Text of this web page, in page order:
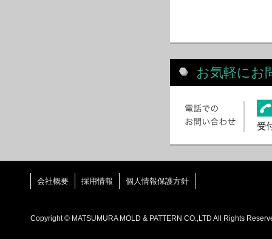
お気軽にお
会社概要 採用情報 個人情報保護方針
Copyright © MATSUMURA MOLD & PATTERN CO.,LTD All Rights